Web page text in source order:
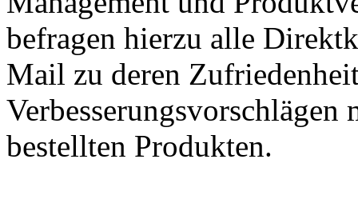
befragen hierzu alle
Mail zu deren
bestellten Produkten.